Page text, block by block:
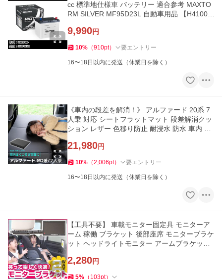
cc 標準地仕様車 バッテリー 適合参考 MAXTO
RM SILVER MF95D23L 自動車用品 【H4100
9,990円
10% （910pt） 要エントリー
16〜18日以内に発送（休業日を除く）
《車内の段差を解消！》 アルファード 20系 7
人乗 対応 シートフラットマット 段差解消クッ
ション レザー 色移り防止 耐浸水 防水 車内 車
21,980円
10% （2,006pt） 要エントリー
16〜18日以内に発送（休業日を除く）
【工具不要】 車載モニター固定具 モニターア
ーム 稼働 ブラケット 後部座席 モニターブラケ
ット ヘッドライトモニター アームブラケット
2,280円
5% （ 103pt）